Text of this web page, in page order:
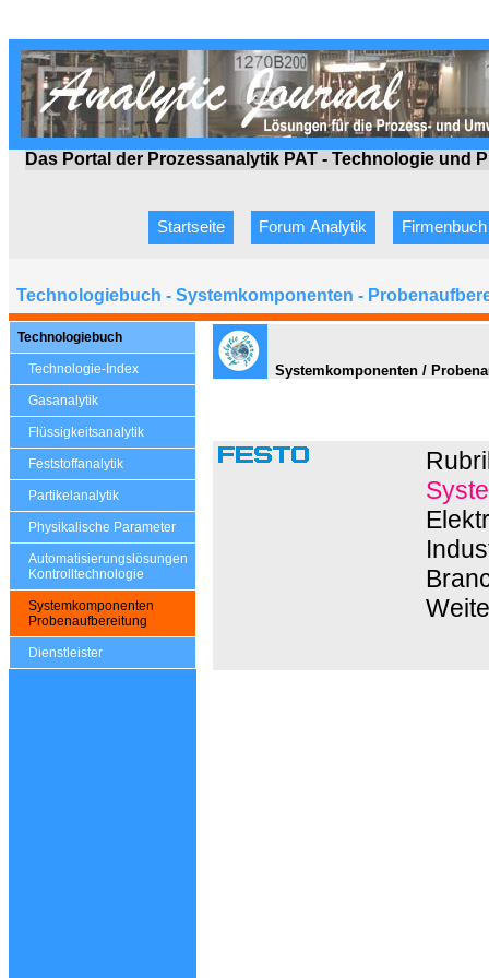
Das Portal der Prozessanalytik PAT - Technologie und
Startseite Forum Analytik Firmenbuch
Technologiebuch - Systemkomponenten -
Technologiebuch
Technologie-Index
Gasanalytik
Flüssigkeitsanalytik
Feststoffanalytik
Partikelanalytik
Physikalische Parameter
Automatisierungslösungen
Kontrolltechnologie
Systemkomponenten
Probenaufbereitung
Dienstleister
Systemkomponenten /